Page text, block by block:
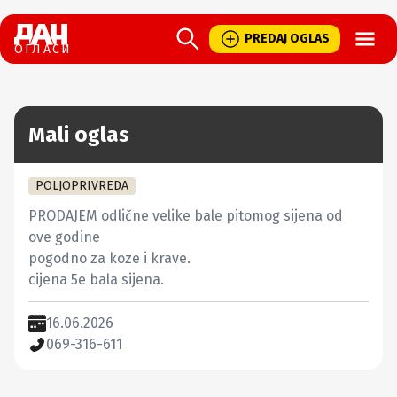
ОГЛАСИ
PREDAJ OGLAS
Mali oglas
POLJOPRIVREDA
PRODAJEM odlične velike bale pitomog sijena od
ove godine
pogodno za koze i krave.
cijena 5e bala sijena.
16.06.2026
069-316-611